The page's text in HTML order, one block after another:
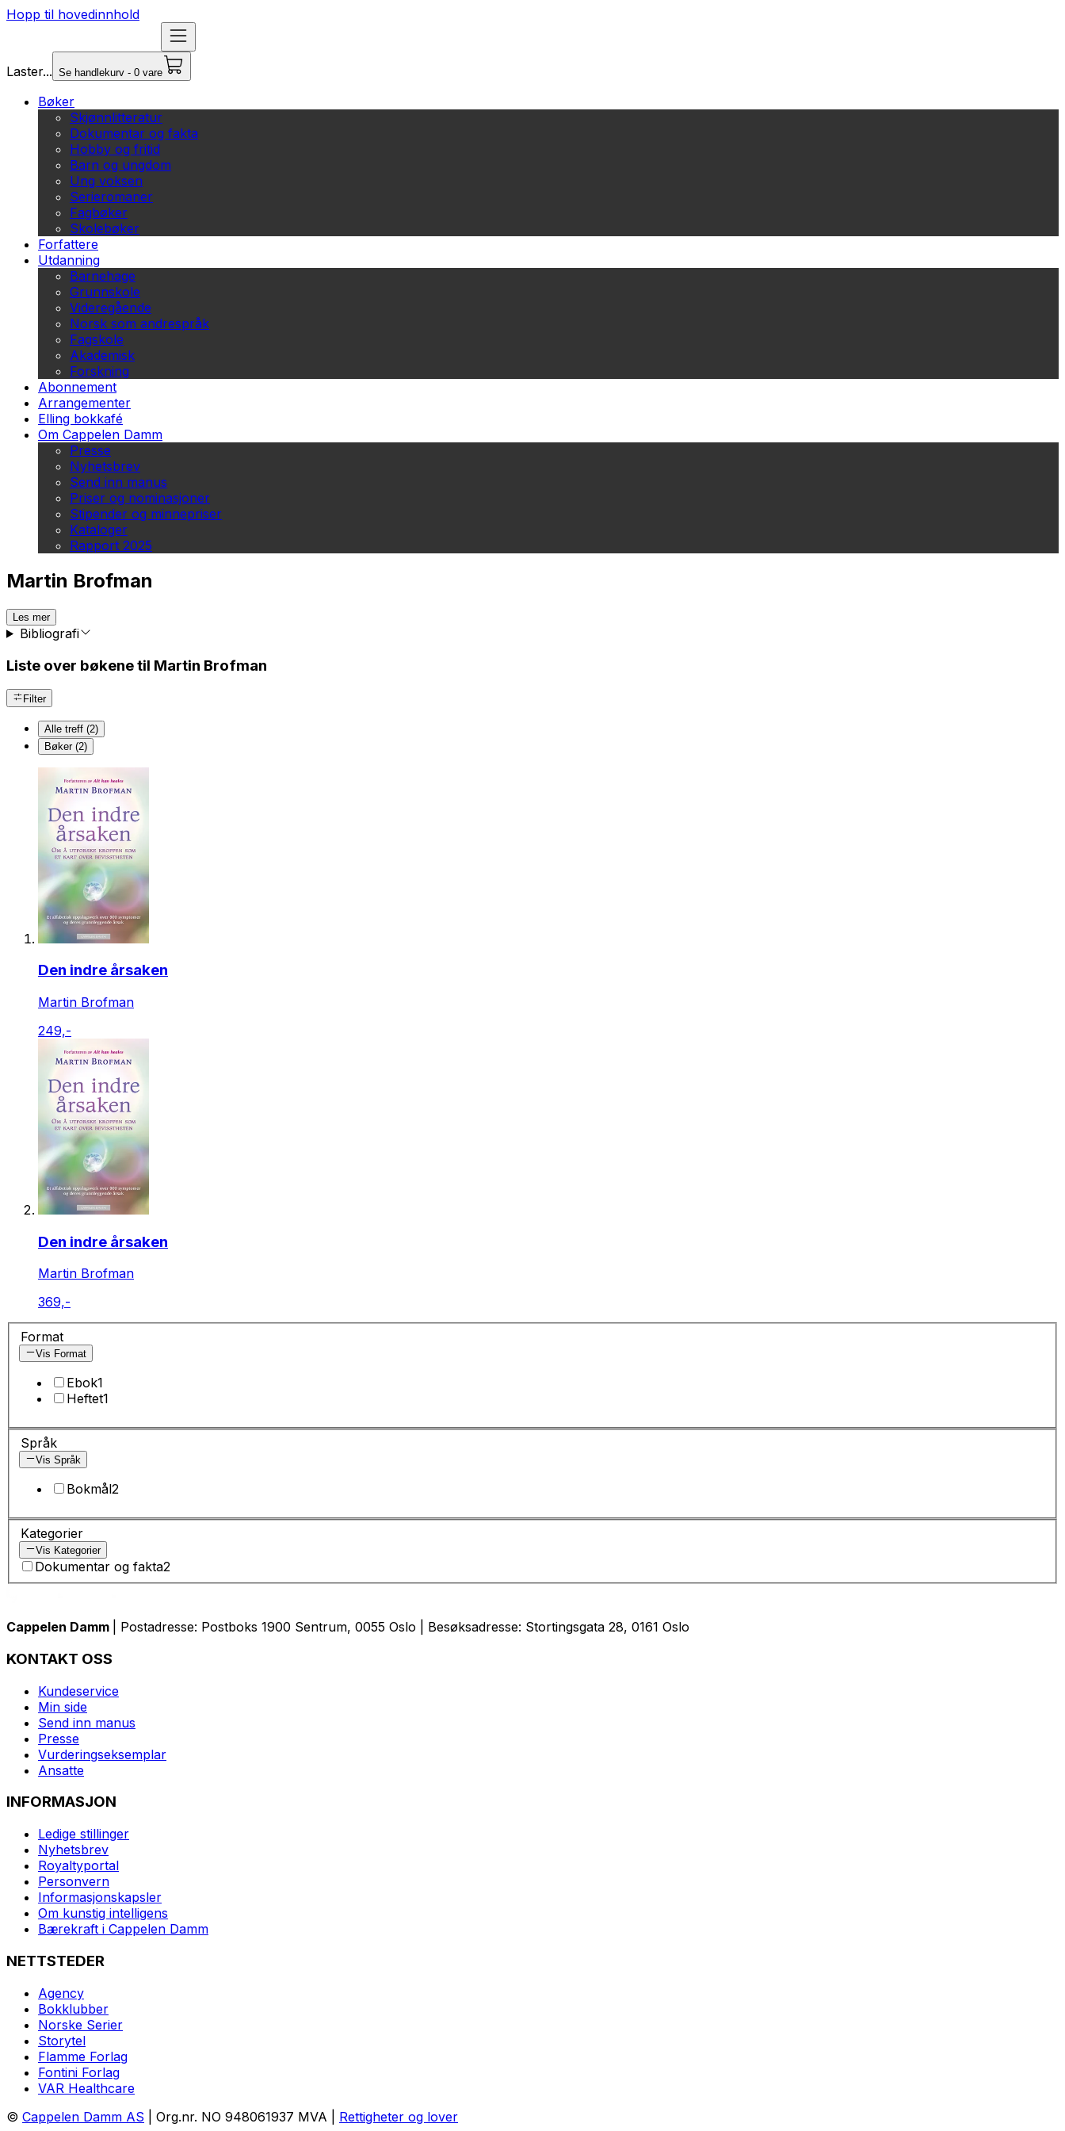
Hopp til hovedinnhold
Laster... Se handlekurv - 0 vare
Bøker
Skjønnlitteratur
Dokumentar og fakta
Hobby og fritid
Barn og ungdom
Ung voksen
Serieromaner
Fagbøker
Skolebøker
Forfattere
Utdanning
Barnehage
Grunnskole
Videregående
Norsk som andrespråk
Fagskole
Akademisk
Forskning
Abonnement
Arrangementer
Elling bokkafé
Om Cappelen Damm
Presse
Nyhetsbrev
Send inn manus
Priser og nominasjoner
Stipender og minnepriser
Kataloger
Rapport 2025
Martin Brofman
Les mer
Bibliografi
Liste over bøkene til Martin Brofman
Filter
Alle treff (2)
Bøker (2)
Den indre årsaken
Martin Brofman
249,-
Den indre årsaken
Martin Brofman
369,-
Format
Vis Format
Ebok1
Heftet1
Språk
Vis Språk
Bokmål2
Kategorier
Vis Kategorier
Dokumentar og fakta2
Cappelen Damm | Postadresse: Postboks 1900 Sentrum, 0055 Oslo | Besøksadresse: Stortingsgata 28, 0161 Oslo
KONTAKT OSS
Kundeservice
Min side
Send inn manus
Presse
Vurderingseksemplar
Ansatte
INFORMASJON
Ledige stillinger
Nyhetsbrev
Royaltyportal
Personvern
Informasjonskapsler
Om kunstig intelligens
Bærekraft i Cappelen Damm
NETTSTEDER
Agency
Bokklubber
Norske Serier
Storytel
Flamme Forlag
Fontini Forlag
VAR Healthcare
© Cappelen Damm AS | Org.nr. NO 948061937 MVA | Rettigheter og lover